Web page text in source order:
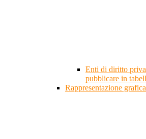
Enti di diritto
pubblicare in
Rappresentazione grafica